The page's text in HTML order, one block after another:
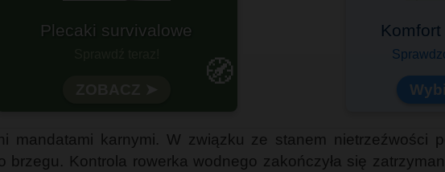
🧭
Plecaki survivalowe
mandatami karnymi. W związku ze stanem nietrzeźwości
brzegu. Kontrola rowerka wodnego zakończyła się